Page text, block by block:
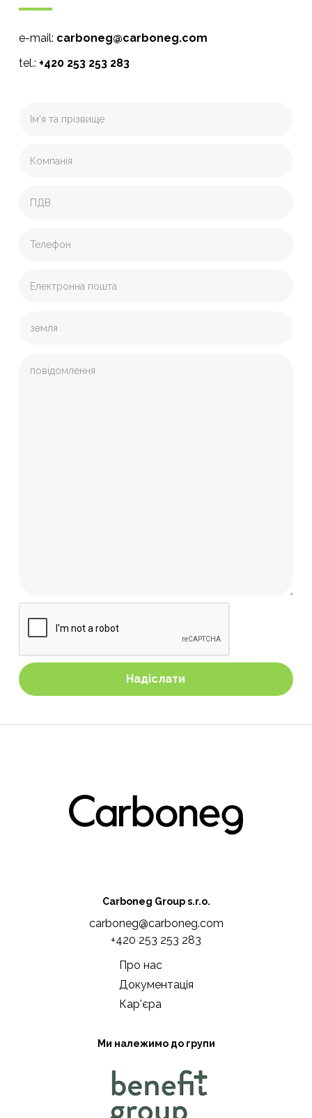
e-mail: carboneg@carboneg.com
tel.: +420 253 253 283
Ми належимо до групи
Carboneg Group s.r.o.
carboneg@carboneg.com
+420 253 253 283
Про нас
Документація
Кар'єра